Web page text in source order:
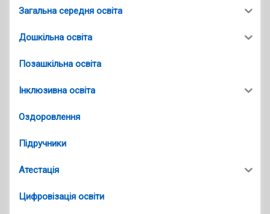
Загальна середня освіта
Дошкільна освіта
Позашкільна освіта
Інклюзивна освіта
Оздоровлення
Підручники
Атестація
Цифровізація освіти